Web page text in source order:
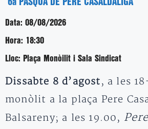
6a PASQUA DE PERE CASALDÀLIGA
Data: 08/08/2026
Hora: 18:30
Lloc: Plaça Monòilit i Sala Sindicat
Dissabte 8 d’agost, a les
monòlit a la plaça Pere
Balsareny; a les 19.00,